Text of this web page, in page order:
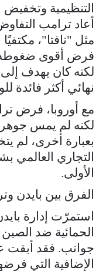
التنظيمية
أعاد ترامب
مثل "نافتا"،
فرض أقوى ضغوطه
لكنه كان يهدف
نهائي أكثر فائدة
مع أوروبا، فرض
لكنه لم يمس جوهر
بعبارة أخرى، لم
التجاري العالمي
الأولى.
الفرق بين بايدن
استمرّت إدارة
الحمائية ضد
جوانب. فقد أبقت
الإضافية التي